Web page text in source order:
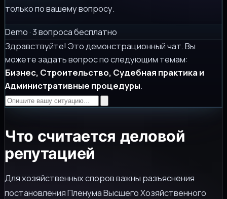
только по вашему вопросу.
Demo · 3 вопроса бесплатно
Здравствуйте! Это демонстрационный чат. Вы
можете задать вопрос по следующим темам:
Бизнес, Строительство, Судебная практика и
Административные процедуры.
Что считается деловой
репутацией
Для хозяйственных споров важны разъяснения
постановления Пленума Высшего Хозяйственного